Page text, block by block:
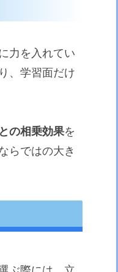
力を入れてい
、学習面だけ
の相乗効果を
らではの大き